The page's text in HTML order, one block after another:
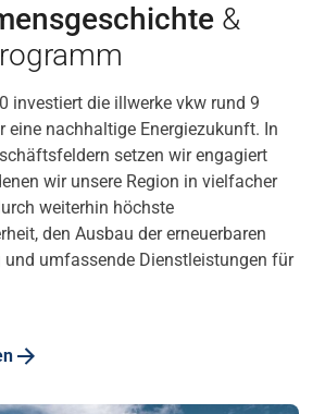
&
investiert die illwerke vkw rund 9
eine nachhaltige Energiezukunft. In
setzen wir engagiert
wir unsere Region in vielfacher
weiterhin höchste
den Ausbau der erneuerbaren
und umfassende Dienstleistungen für